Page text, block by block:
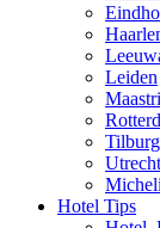
Leiden
Tilburg
Utrecht
Hotel Tips